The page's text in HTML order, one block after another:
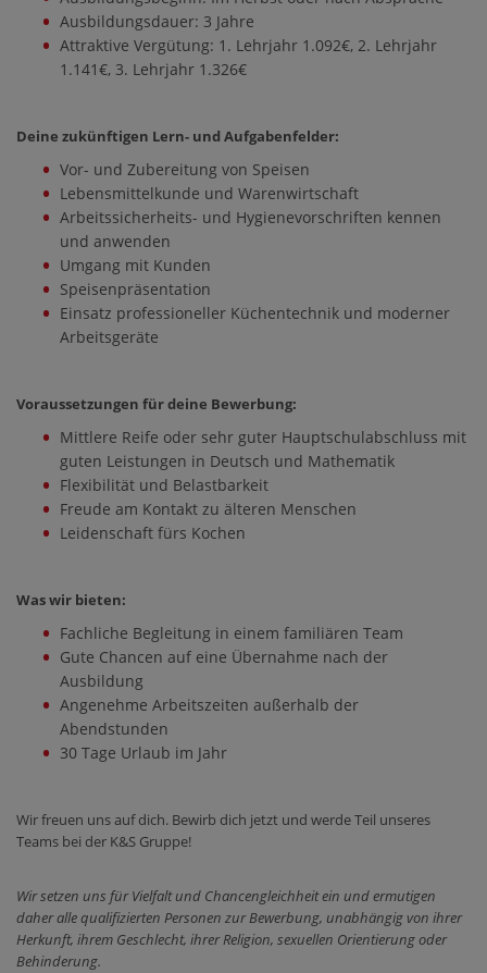
Ausbildungsdauer: 3 Jahre
Attraktive Vergütung: 1. Lehrjahr 1.092€, 2. Lehrjahr
1.141€, 3. Lehrjahr 1.326€
Deine zukünftigen Lern- und Aufgabenfelder:
Vor- und Zubereitung von Speisen
Lebensmittelkunde und Warenwirtschaft
Arbeitssicherheits- und Hygienevorschriften kennen
und anwenden
Umgang mit Kunden
Speisenpräsentation
Einsatz professioneller Küchentechnik und moderner
Arbeitsgeräte
Voraussetzungen für deine Bewerbung:
Mittlere Reife oder sehr guter Hauptschulabschluss mit
guten Leistungen in Deutsch und Mathematik
Flexibilität und Belastbarkeit
Freude am Kontakt zu älteren Menschen
Leidenschaft fürs Kochen
Was wir bieten:
Fachliche Begleitung in einem familiären Team
Gute Chancen auf eine Übernahme nach der
Ausbildung
Angenehme Arbeitszeiten außerhalb der
Abendstunden
30 Tage Urlaub im Jahr
Wir freuen uns auf dich. Bewirb dich jetzt und werde Teil unseres
Teams bei der K&S Gruppe!
Wir setzen uns für Vielfalt und Chancengleichheit ein und ermutigen
daher alle qualifizierten Personen zur Bewerbung, unabhängig von ihrer
Herkunft, ihrem Geschlecht, ihrer Religion, sexuellen Orientierung oder
Behinderung.